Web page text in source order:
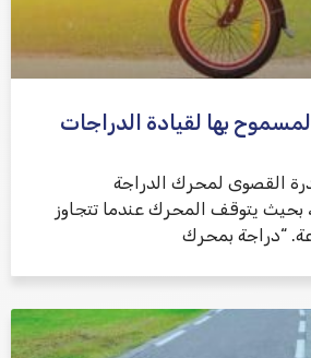
بها لقيادة الدراجات
القصوى لمحرك الدراجة
250 واط، بحيث يتوقف المحرك عندما تتجاوز